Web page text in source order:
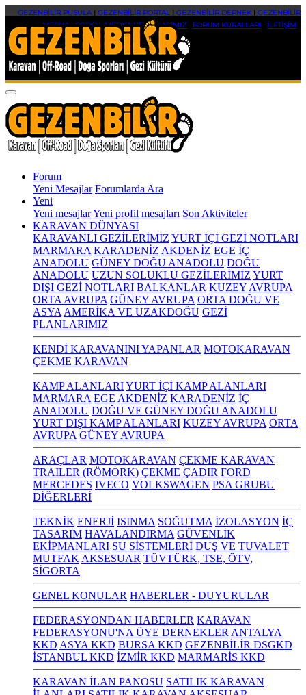
GEZENBİLİR PUSULA| GEZENBİLİR PORTAL| GEZENBİLİR DERNEK| GEZENBİLİR
MEDYA|SOSYAL MEDYA HESAPLARIMIZ FORUM KURALLARI İLETİŞİM
Forum
Yeni Mesajlar Forumlarda Ara
Yeni
Yeni mesajlarYeni profil mesajları Son Aktiviteler
KARAVAN DÜNYASI
KARAVANLI GEZİLERİMİZ YURT İÇİ GEZİ NOTLARI
MARMARA KARADENİZ AKDENİZ EGE İÇ
ANADOLU GÜNEY DOĞU ANADOLU DOĞU
ANADOLU UZUN SOLUKLU GEZİLERİMİZ YURT
DIŞI GEZİ NOTLARI BALKANLAR KUZEY AVRUPA
ORTA AVRUPA GÜNEY AVRUPA ORTA DOĞU VE
ASYA AMERİKA VE UZAKDOĞU GEZİ
PLANLARIMIZ
KENDİ KARAVANINI YAPANLAR MOTOKARAVAN
ÇEKME KARAVAN
KAMP ALANLARIYURT İÇİ KAMP ALANLARI
MARMARA EGE AKDENİZ KARADENİZ İÇ
ANADOLU DOĞU VE GÜNEY DOĞU ANADOLU
YURT DIŞI KAMP ALANLARI KUZEY AVRUPA ORTA
AVRUPA GÜNEY AVRUPA
ARAÇLAR MOTOKARAVAN ÇEKME KARAVAN
TRAILER (RÖMORK) ÇEKME ÇADIR FORD
MERCEDES IVECO VOLKSWAGEN PSA GRUBU
DİĞERLERİ
TEKNİK ENERJİ ISINMA SOĞUTMA İZOLASYON İÇ
TASARIM HAVALANDIRMA GÜVENLİK
EKİPMANLARI SU SİSTEMLERİ DUŞ VE TUVALET
MUTFAK AKSESUAR TÜVTÜRK, TSE, ÖTV,
SİGORTA
GENEL KONULAR HABERLER - DUYURULAR
FEDERASYONDAN HABERLER KARAVAN
FEDERASYONU'NA ÜYE DERNEKLER ANTALYA
KKD ASYA KKD BURSA KKD GEZENBİLİR DSGKD
İSTANBUL KKD İZMİR KKD MARMARİS KKD
KARAVAN İLAN PANOSU SATILIK KARAVAN